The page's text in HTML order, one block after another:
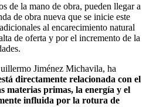
de la mano de obra, pueden llegar a
de obra nueva que se inicie este
al encarecimiento natural
de oferta y por el incremento de la
Jiménez Michavila, ha
directamente relacionada con el
materias primas, la energía y el
influida por la rotura de